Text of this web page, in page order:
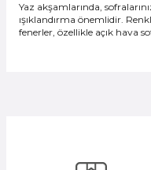
Yaz akşamlarında,
ışıklandırma önemlidir.
fenerler, özellikle açık hava